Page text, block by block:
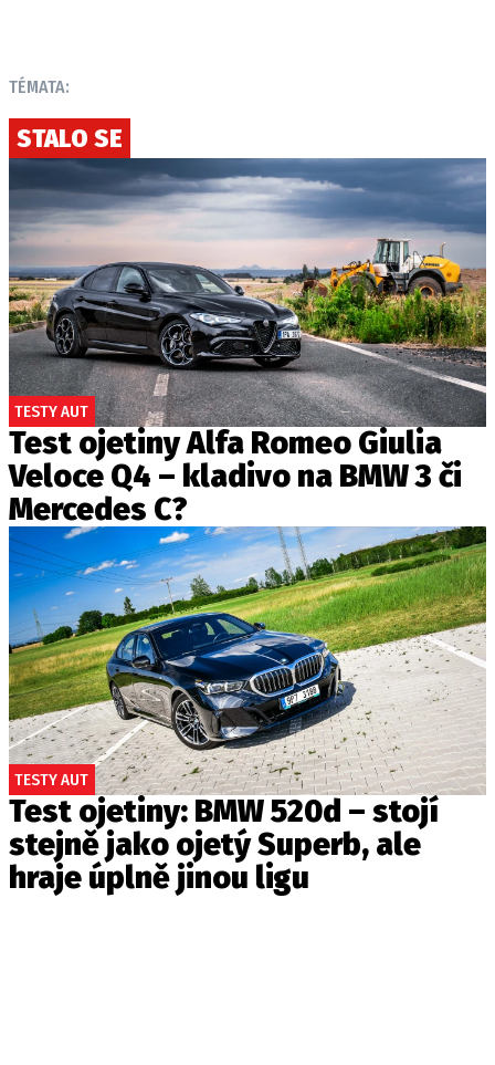
TÉMATA:
STALO SE
TESTY AUT
Test ojetiny Alfa Romeo Giulia
Veloce Q4 – kladivo na BMW 3 či
Mercedes C?
TESTY AUT
Test ojetiny: BMW 520d – stojí
stejně jako ojetý Superb, ale
hraje úplně jinou ligu